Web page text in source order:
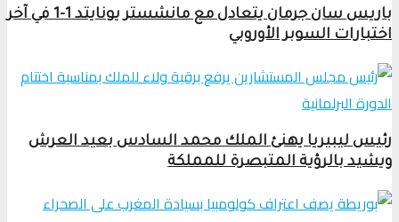
باريس سان جرمان يتعادل مع مانشستر يونايتد 1-1 في آخر
اختبارات السوبر الأوروبي
رئيس ليبيريا يهنئ الملك محمد السادس بعيد العرش
ويشيد بالرؤية المتبصرة للمملكة